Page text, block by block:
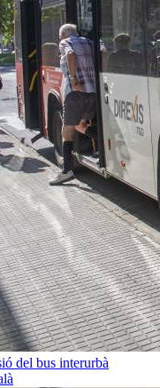
del bus interurbà